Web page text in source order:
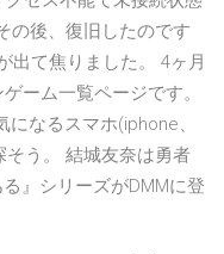
の後、復旧したのです
出て焦りました。 4ヶ月
ーム一覧ページです。
なるスマホ(iphone、
う。 結城友奈は勇者
』シリーズがDMMに登